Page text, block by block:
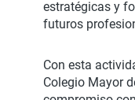
estratégicas y
futuros
Con esta
Colegio Mayor